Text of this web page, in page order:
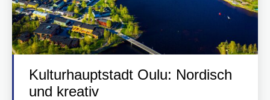
Kulturhauptstadt Oulu: Nordisch
und kreativ